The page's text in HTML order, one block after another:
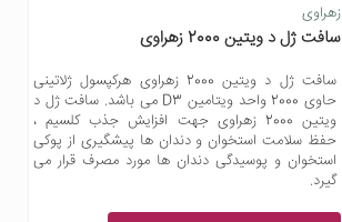
زهراوی
سافت ژل د ویتین 2000 زهراوی
سافت ژل د ویتین 2000 زهراوی هرکپسول ژلاتینی
حاوی 2000 واحد ویتامین D3 می باشد. سافت ژل د
ویتین 2000 زهراوی جهت افزایش جذب کلسیم ،
حفظ سلامت استخوان و دندان ها پیشگیری از پوکی
استخوان و پوسیدگی دندان ها مورد مصرف قرار می
گیرد.